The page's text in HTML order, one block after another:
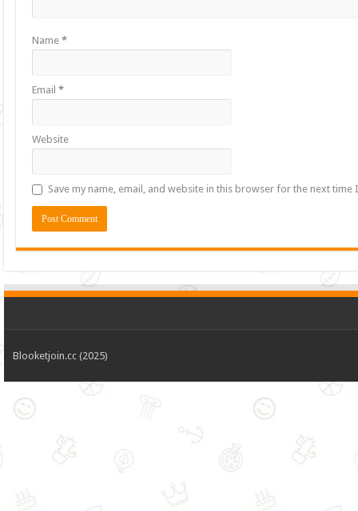
Name*
Email*
Website
Save my name, email, and website in this browser for the next time
Blooketjoin.cc (2025)